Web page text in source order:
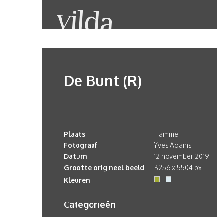
De Bunt (R)
Plaats
Hamme
Fotograaf
Yves Adams
Datum
12 november 2019
Grootte origineel beeld
8256 x 5504 px.
Kleuren
Categorieën